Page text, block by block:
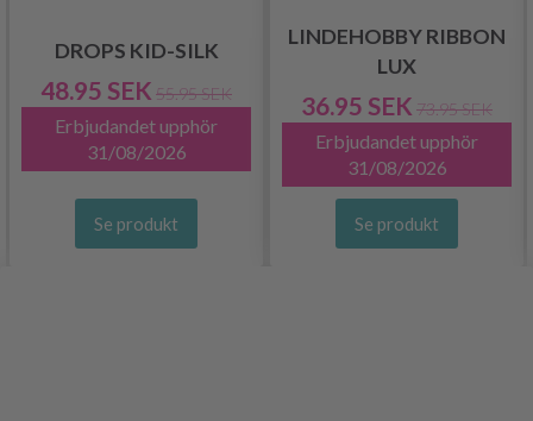
DROPS KID-SILK
48.95 SEK 55.95 SEK
Erbjudandet upphör
31/08/2026
Se produkt
LINDEHOBBY RIBBON
LUX
36.95 SEK 73.95 SEK
Erbjudandet upphör
31/08/2026
Se produkt